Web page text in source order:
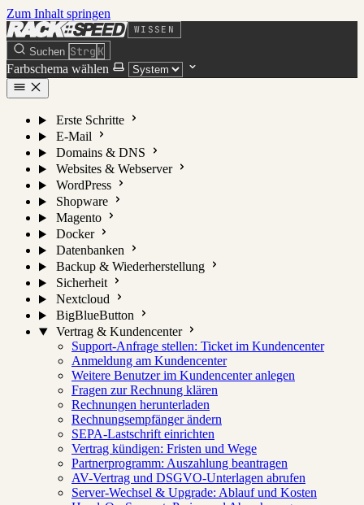
Zum Inhalt springen
WISSEN
Suchen Strg K
Farbschema wählen
Erste Schritte
E-Mail
Domains & DNS
Websites & Webserver
WordPress
Shopware
Magento
Docker
Datenbanken
Backup & Wiederherstellung
Sicherheit
Nextcloud
BigBlueButton
Vertrag & Kundencenter
Support-Anfrage stellen: Ticket im Kundencenter
Anmeldung am Kundencenter
Weitere Benutzer im Kundencenter anlegen
Fragen zur Rechnung klären
Rechnungen herunterladen
Rechnungsempfänger ändern
SEPA-Lastschrift einrichten
Vertrag kündigen: Fristen und Wege
Partnerprogramm: Auszahlung beantragen
AV-Vertrag und DSGVO-Unterlagen abrufen
Server-Wechsel & Upgrade: Ablauf und Kosten